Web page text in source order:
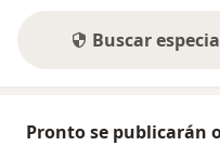
Buscar
Pronto se publicarán